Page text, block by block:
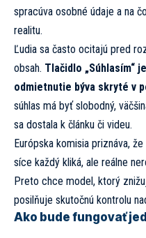
spracúva osobné údaje a na
realitu.
Ľudia sa často ocitajú pred
obsah. Tlačidlo „Súhlasím“
odmietnutie býva skryté v
súhlas má byť slobodný,
sa dostala k článku či videu.
Európska komisia priznáva,
síce každý kliká, ale reálne
Preto chce model, ktorý
posilňuje skutočnú kontrolu
Ako bude fungovať